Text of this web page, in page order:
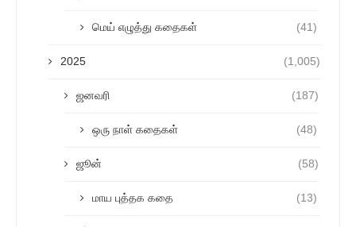
மெய் எழுத்து கதைகள் (41)
2025 (1,005)
ஜனவரி (187)
ஒரு நாள் கதைகள் (48)
ஜூன் (58)
மாய புத்தக கதை (13)